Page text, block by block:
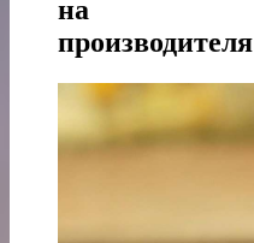
на
производителя